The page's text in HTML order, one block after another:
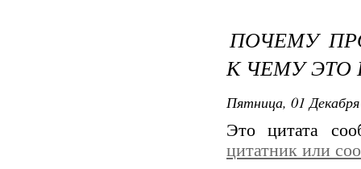
ПОЧЕМУ
К ЧЕМУ ЭТО
Пятница, 01
Это цитата
цитатник или